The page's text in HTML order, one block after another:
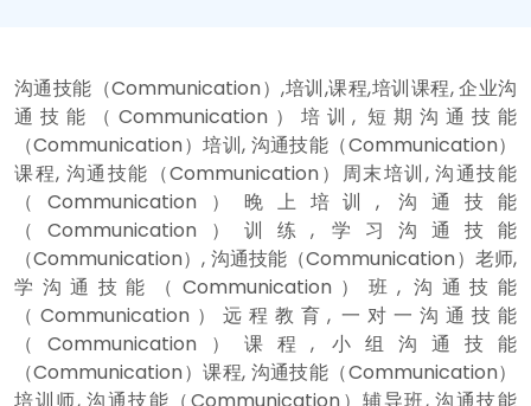
沟通技能（Communication）,培训,课程,培训课程, 企业沟
通技能（Communication）培训, 短期沟通技能
（Communication）培训, 沟通技能（Communication）
课程, 沟通技能（Communication）周末培训, 沟通技能
（Communication）晚上培训, 沟通技能
（Communication）训练, 学习沟通技能
（Communication）, 沟通技能（Communication）老师,
学沟通技能（Communication）班, 沟通技能
（Communication）远程教育, 一对一沟通技能
（Communication）课程, 小组沟通技能
（Communication）课程, 沟通技能（Communication）